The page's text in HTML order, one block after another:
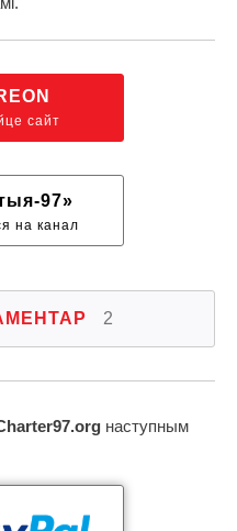
сайт
97»
на канал
2
наступным